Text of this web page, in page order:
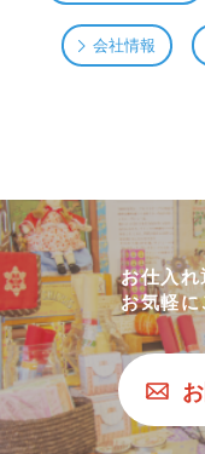
会社情報
お仕入
お気軽